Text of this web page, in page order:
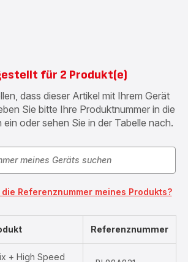
für 2 Produkt(e)
dass dieser Artikel mit Ihrem Gerät
Sie bitte Ihre Produktnummer in die
oder sehen Sie in der Tabelle nach.
Referenznummer meines Produkts?
Referenznummer
+ High Speed